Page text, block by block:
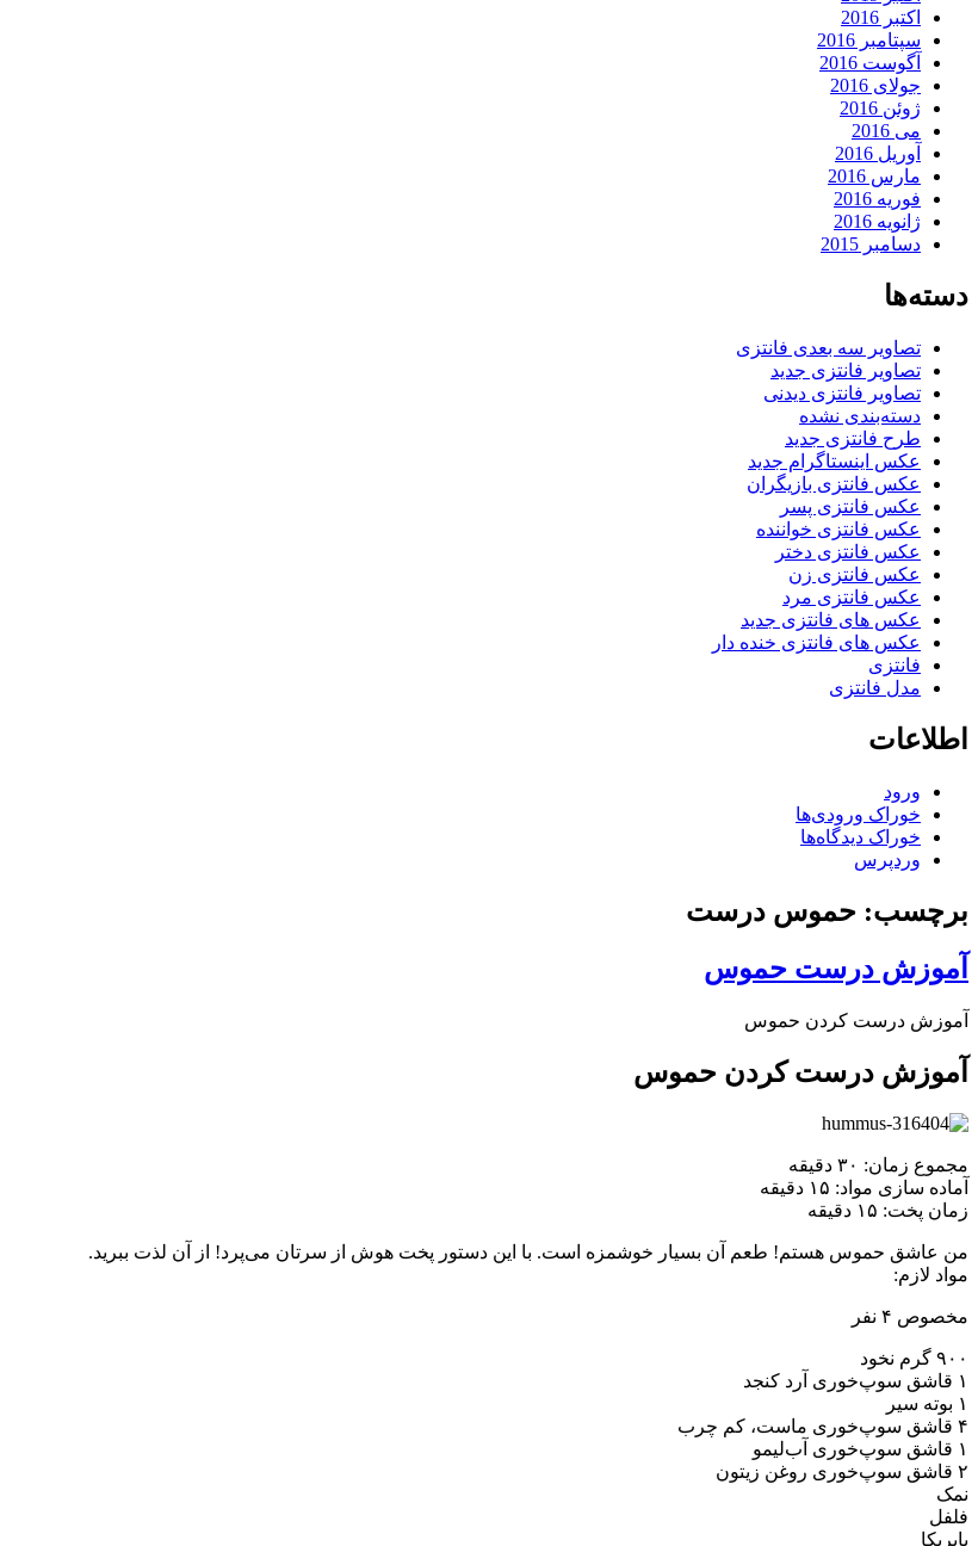
اکتبر 2016
سپتامبر 2016
آگوست 2016
جولای 2016
ژوئن 2016
می 2016
آوریل 2016
مارس 2016
فوریه 2016
ژانویه 2016
دسامبر 2015
دسته‌ها
تصاویر سه بعدی فانتزی
تصاویر فانتزی جدید
تصاویر فانتزی دیدنی
دسته‌بندی نشده
طرح فانتزی جدید
عکس اینستاگرام جدید
عکس فانتزی بازیگران
عکس فانتزی پسر
عکس فانتزی خواننده
عکس فانتزی دختر
عکس فانتزی زن
عکس فانتزی مرد
عکس های فانتزی جدید
عکس های فانتزی خنده دار
فانتزی
مدل فانتزی
اطلاعات
ورود
خوراک ورودی‌ها
خوراک دیدگاه‌ها
وردپرس
برچسب: حموس درست
آموزش درست حموس
آموزش درست کردن حموس
آموزش درست کردن حموس
مجموع زمان: ۳۰ دقیقه ‏
آماده سازی مواد: ۱۵ دقیقه ‏
زمان پخت: ۱۵ دقیقه ‏
من عاشق حموس هستم! طعم آن بسیار خوشمزه است. با این دستور پخت هوش از سرتان می‌پرد! از آن لذت ببرید. ‏
مواد لازم: ‏
مخصوص ۴ نفر ‏
نمک ‏
فلفل ‏
پاپریکا ‏